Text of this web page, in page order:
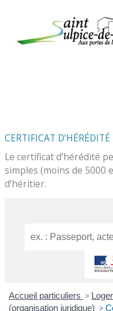
CERTIFICAT D’HÉRÉDITÉ
Le certificat d’hérédité
simples (moins de 5000
d’héritier.
Accueil particuliers >
(organisation juridique) >